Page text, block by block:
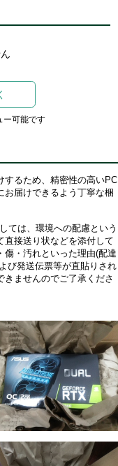
ー可能です
するため、精密性の高いPC
お届けできるよう丁寧な梱
ては、環境への配慮という
直接送り状などを添付して
傷・汚れといった理由(配達
び発送伝票等が直貼りされ
きませんのでご了承くださ